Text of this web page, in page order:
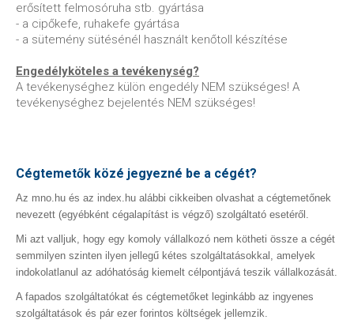
KAPCSOLAT
erősített felmosóruha stb. gyártása
- a cipőkefe, ruhakefe gyártása
- a sütemény sütésénél használt kenőtoll készítése
Engedélyköteles a tevékenység?
A tevékenységhez külön engedély NEM szükséges! A
tevékenységhez bejelentés NEM szükséges!
Cégtemetők közé jegyezné be a cégét?
Az mno.hu és az index.hu alábbi cikkeiben olvashat a cégtemetőnek
nevezett (egyébként cégalapítást is végző) szolgáltató esetéről.
Mi azt valljuk, hogy egy komoly vállalkozó nem kötheti össze a cégét
semmilyen szinten ilyen jellegű kétes szolgáltatásokkal, amelyek
indokolatlanul az adóhatóság kiemelt célpontjává teszik vállalkozását.
A fapados szolgáltatókat és cégtemetőket leginkább az ingyenes
szolgáltatások és pár ezer forintos költségek jellemzik.